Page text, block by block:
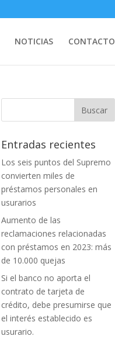
NOTICIAS CONTACTO
Entradas recientes
Los seis puntos del Supremo
convierten miles de
préstamos personales en
usurarios
Aumento de las
reclamaciones relacionadas
con préstamos en 2023: más
de 10.000 quejas
Si el banco no aporta el
contrato de tarjeta de
crédito, debe presumirse que
el interés establecido es
usurario.